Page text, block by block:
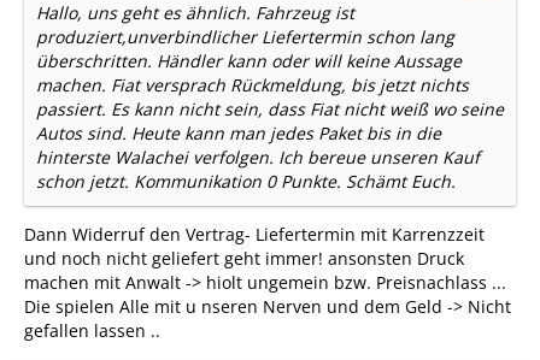
Hallo, uns geht es ähnlich. Fahrzeug ist
produziert,unverbindlicher Liefertermin schon lang
überschritten. Händler kann oder will keine Aussage
machen. Fiat versprach Rückmeldung, bis jetzt nichts
passiert. Es kann nicht sein, dass Fiat nicht weiß wo seine
Autos sind. Heute kann man jedes Paket bis in die
hinterste Walachei verfolgen. Ich bereue unseren Kauf
schon jetzt. Kommunikation 0 Punkte. Schämt Euch.
Dann Widerruf den Vertrag- Liefertermin mit Karrenzzeit
und noch nicht geliefert geht immer! ansonsten Druck
machen mit Anwalt -> hiolt ungemein bzw. Preisnachlass ...
Die spielen Alle mit u nseren Nerven und dem Geld -> Nicht
gefallen lassen ..